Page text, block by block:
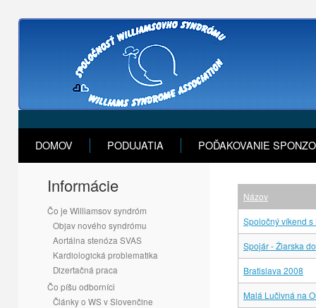
DOMOV PODUJATIA POĎAKOVANIE
Informácie
Čo je Williamsov syndróm
Objav nového syndrómu
Aortálna stenóza SVAS
Kardiologická problematika
Dizertačná praca
Čo píšu odborníci
Články o WS v Slovenčine
Názov
Spoločný víkend
Spojár - Žiarska
Bratislava 2008
Malá Lučivná na